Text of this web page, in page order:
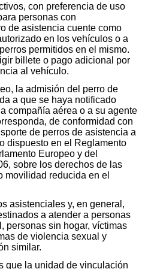
con preferencia de uso
personas con
de asistencia cuente como
en los vehículos o a
permitidos en el mismo.
billete o pago adicional por
al vehículo.
la admisión del perro de
a que se haya notificado
compañía aérea o a su agente
de conformidad con
de perros de asistencia a
dispuesto en el Reglamento
Europeo y del
sobre los derechos de las
movilidad reducida en el
asistenciales y, en general,
a atender a personas
personas sin hogar, víctimas
de violencia sexual y
similar.
que la unidad de vinculación